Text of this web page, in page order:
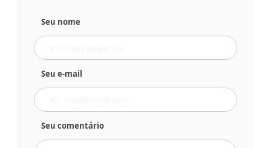
Seu nome
Seu e-mail
Seu comentário